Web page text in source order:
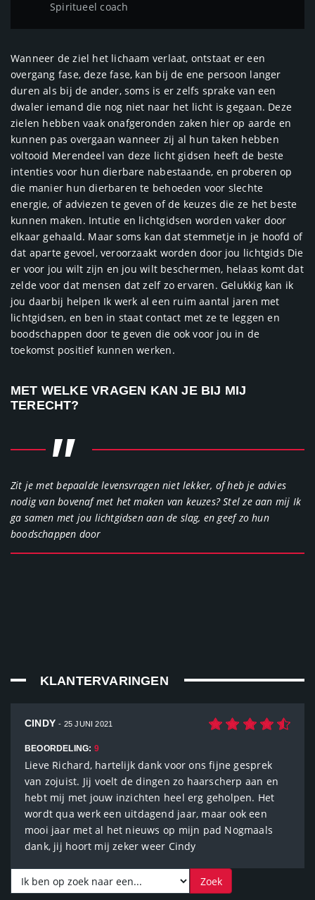
Spiritueel coach
Wanneer de ziel het lichaam verlaat, ontstaat er een
overgang fase, deze fase, kan bij de ene persoon langer
duren als bij de ander, soms is er zelfs sprake van een
dwaler iemand die nog niet naar het licht is gegaan. Deze
zielen hebben vaak onafgeronden zaken hier op aarde en
kunnen pas overgaan wanneer zij al hun taken hebben
voltooid Merendeel van deze licht gidsen heeft de beste
intenties voor hun dierbare nabestaande, en proberen op
die manier hun dierbaren te behoeden voor slechte
energie, of adviezen te geven of de keuzes die ze het beste
kunnen maken. Intutie en lichtgidsen worden vaker door
elkaar gehaald. Maar soms kan dat stemmetje in je hoofd of
dat aparte gevoel, veroorzaakt worden door jou lichtgids Die
er voor jou wilt zijn en jou wilt beschermen, helaas komt dat
zelde voor dat mensen dat zelf zo ervaren. Gelukkig kan ik
jou daarbij helpen Ik werk al een ruim aantal jaren met
lichtgidsen, en ben in staat contact met ze te leggen en
boodschappen door te geven die ook voor jou in de
toekomst positief kunnen werken.
MET WELKE VRAGEN KAN JE BIJ MIJ
TERECHT?
"
Zit je met bepaalde levensvragen niet lekker, of heb je advies
nodig van bovenaf met het maken van keuzes? Stel ze aan mij Ik
ga samen met jou lichtgidsen aan de slag, en geef zo hun
boodschappen door
KLANTERVARINGEN
CINDY- 25 JUNI 2021
BEOORDELING: 9
Lieve Richard, hartelijk dank voor ons fijne gesprek
van zojuist. Jij voelt de dingen zo haarscherp aan en
hebt mij met jouw inzichten heel erg geholpen. Het
wordt qua werk een uitdagend jaar, maar ook een
mooi jaar met al het nieuws op mijn pad Nogmaals
dank, jij hoort mij zeker weer Cindy